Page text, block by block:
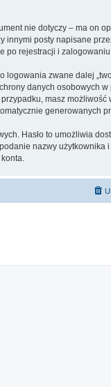
nie dotyczy – ma on
innymi posty napisane
po rejestracji i
zwane dalej
danych osobowych
masz
generowanych
Hasło to umożliwia
nazwy